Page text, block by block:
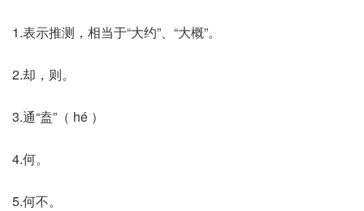
1.表示推测，相当于“大约”、“大概”。
2.却，则。
3.通“盍”（ hé ）
4.何。
5.何不。